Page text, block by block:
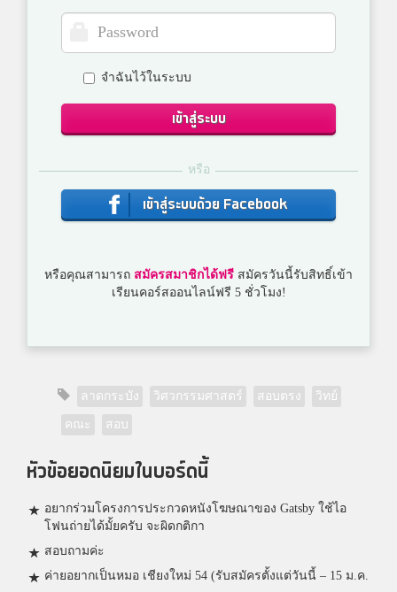
จำฉันไว้ในระบบ
เข้าสู่ระบบ
หรือ
เข้าสู่ระบบด้วย Facebook
หรือคุณสามารถ สมัครสมาชิกได้ฟรี สมัครวันนี้รับสิทธิ์เข้า
เรียนคอร์สออนไลน์ฟรี 5 ชั่วโมง!
ลาดกระบัง วิศวกรรมศาสตร์ สอบตรง วิทย์
คณะ สอบ
หัวข้อยอดนิยมในบอร์ดนี้
อยากร่วมโครงการประกวดหนังโฆษณาของ Gatsby ใช้ไอ
โฟนถ่ายได้มั้ยครับ จะผิดกติกา
สอบถามค่ะ
ค่ายอยากเป็นหมอ เชียงใหม่ 54 (รับสมัครตั้งแต่วันนี้ – 15 ม.ค.